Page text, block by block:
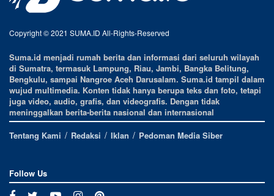
Copyright © 2021 SUMA.ID All-Rights-Reserved
Suma.id menjadi rumah berita dan informasi dari seluruh wilayah
di Sumatra, termasuk Lampung, Riau, Jambi, Bangka Belitung,
Bengkulu, sampai Nangroe Aceh Darusalam. Suma.id tampil dalam
wujud multimedia. Konten tidak hanya berupa teks dan foto, tetapi
juga video, audio, grafis, dan videografis. Dengan tidak
meninggalkan berita-berita nasional dan internasional
Tentang Kami
Redaksi Iklan Pedoman Media Siber
Follow Us